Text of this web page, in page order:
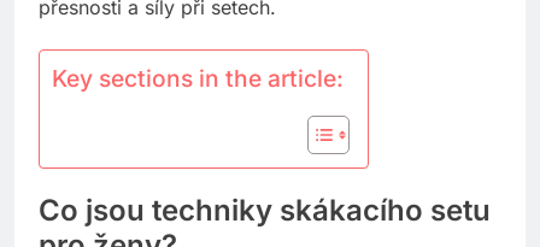
přesnosti a síly při setech.
Key sections in the article:
Co jsou techniky skákacího setu